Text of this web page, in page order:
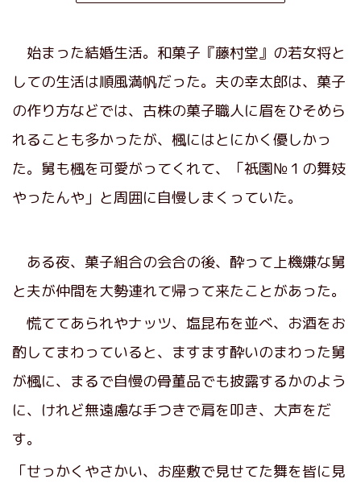
始まった結婚生活。和菓子『藤村堂』の若女将と
しての生活は順風満帆だった。夫の幸太郎は、菓子
の作り方などでは、古株の菓子職人に眉をひそめら
れることも多かったが、楓にはとにかく優しかっ
た。舅も楓を可愛がってくれて、「祇園№１の舞妓
やったんや」と周囲に自慢しまくっていた。
ある夜、菓子組合の会合の後、酔って上機嫌な舅
と夫が仲間を大勢連れて帰って来たことがあった。
慌ててあられやナッツ、塩昆布を並べ、お酒をお
酌してまわっていると、ますます酔いのまわった舅
が楓に、まるで自慢の骨董品でも披露するかのよう
に、けれど無遠慮な手つきで肩を叩き、大声をだ
す。
「せっかくやさかい、お座敷で見せてた舞を皆に見